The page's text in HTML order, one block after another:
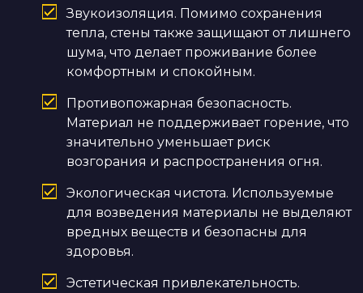
Звукоизоляция. Помимо сохранения
тепла, стены также защищают от лишнего
шума, что делает проживание более
комфортным и спокойным.
Противопожарная безопасность.
Материал не поддерживает горение, что
значительно уменьшает риск
возгорания и распространения огня.
Экологическая чистота. Используемые
для возведения материалы не выделяют
вредных веществ и безопасны для
здоровья.
Эстетическая привлекательность.